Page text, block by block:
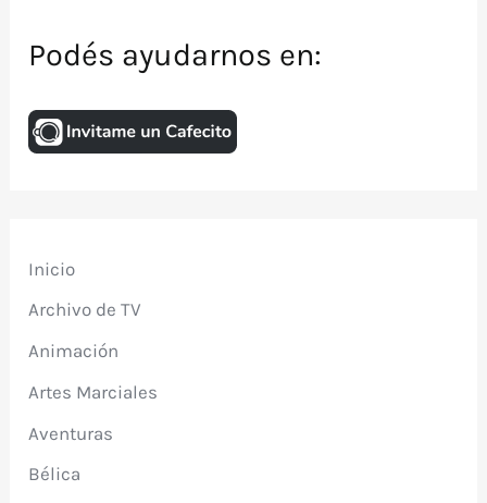
Podés ayudarnos en:
Inicio
Archivo de TV
Animación
Artes Marciales
Aventuras
Bélica